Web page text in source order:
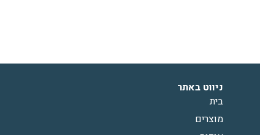
ניווט באתר
בית
מוצרים